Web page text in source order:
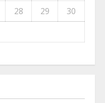
28 29
30